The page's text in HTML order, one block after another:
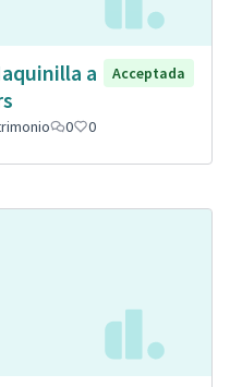
a
Acceptada
0 0